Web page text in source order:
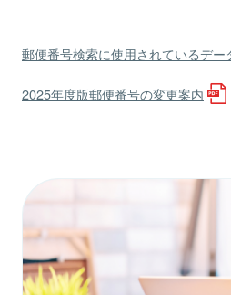
郵便番号検索に使用されているデー
2025年度版郵便番号の変更案内